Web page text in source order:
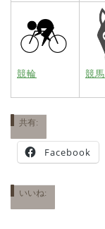
競輪 競馬
共有:
Facebook
いいね: